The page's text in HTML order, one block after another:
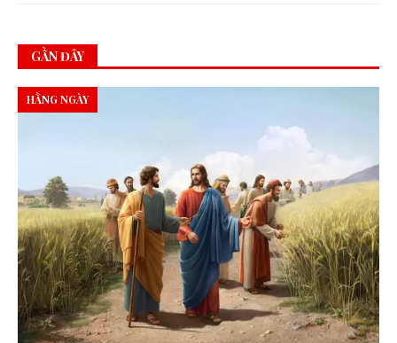
GẦN ĐÂY
HẰNG NGÀY